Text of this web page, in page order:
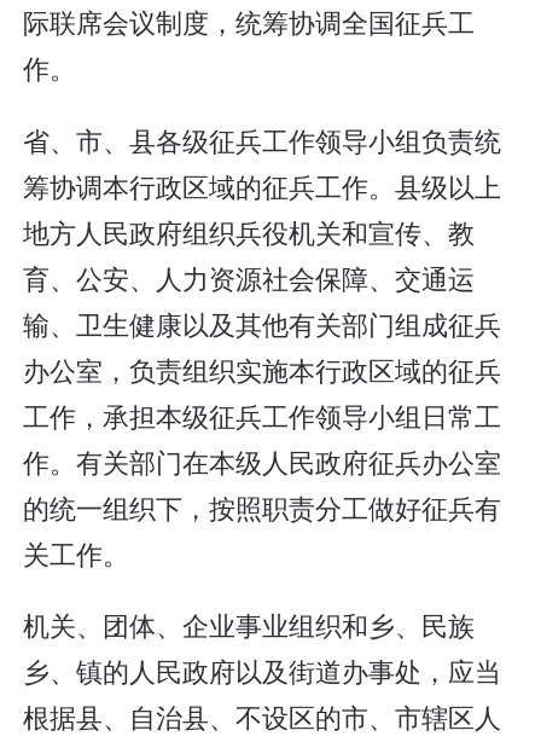
际联席会议制度，统筹协调全国征兵工
作。
省、市、县各级征兵工作领导小组负责统
筹协调本行政区域的征兵工作。县级以上
地方人民政府组织兵役机关和宣传、教
育、公安、人力资源社会保障、交通运
输、卫生健康以及其他有关部门组成征兵
办公室，负责组织实施本行政区域的征兵
工作，承担本级征兵工作领导小组日常工
作。有关部门在本级人民政府征兵办公室
的统一组织下，按照职责分工做好征兵有
关工作。
机关、团体、企业事业组织和乡、民族
乡、镇的人民政府以及街道办事处，应当
根据县、自治县、不设区的市、市辖区人